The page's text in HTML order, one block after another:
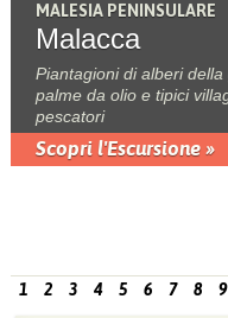
MALESIA PENINSULARE
Malacca
Piantagioni di alberi della
palme da olio e tipici
pescatori
Scopri l'Escursione »
1 2 3 4 5 6 7 8 9